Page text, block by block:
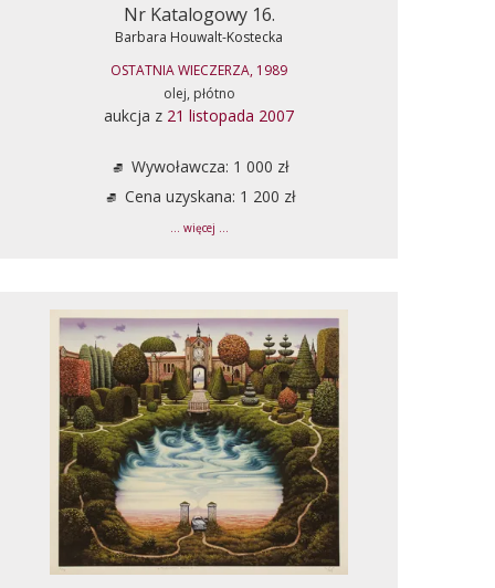
Nr Katalogowy 16.
Barbara Houwalt-Kostecka
OSTATNIA WIECZERZA, 1989
olej, płótno
aukcja z 21 listopada 2007
Wywoławcza: 1 000 zł
Cena uzyskana: 1 200 zł
... więcej ...